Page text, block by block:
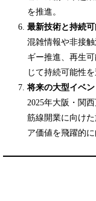
を推進。
最新技術と持続
混雑情報や非接
ギー推進、再生
じて持続可能性を
将来の大型イベ
2025年大阪・関
筋線開業に向け
ア価値を飛躍的に